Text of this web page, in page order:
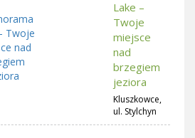
Lake –
Twoje
miejsce
nad
brzegiem
jeziora
Kluszkowce,
ul. Stylchyn